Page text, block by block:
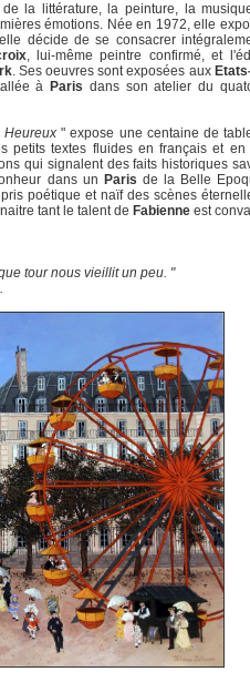
la littérature, la peinture, la
émotions. Née en 1972, elle
décide de se consacrer
, lui-même peintre confirmé, et
. Ses oeuvres sont exposées aux
à Paris dans son atelier du
Heureux " expose une centaine de
petits textes fluides en français et en
qui signalent des faits historiques
dans un Paris de la Belle
poétique et naïf des scènes
tant le talent de Fabienne est
tour nous vieillit un peu. "